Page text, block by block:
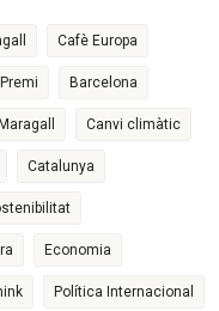
Cafè Europa
Premi Barcelona
Canvi climàtic
Catalunya
Economia
Política Internacional